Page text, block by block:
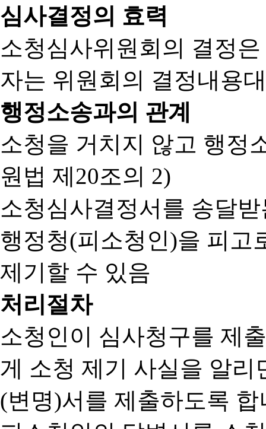
심사결정의 효력
소청심사위원회의 결정
자는 위원회의 결정내용
행정소송과의 관계
소청을 거치지 않고 행정
원법 제20조의 2)
소청심사결정서를 송달
행정청(피소청인)을 피고
제기할 수 있음
처리절차
소청인이 심사청구를 제
게 소청 제기 사실을 알
(변명)서를 제출하도록 합